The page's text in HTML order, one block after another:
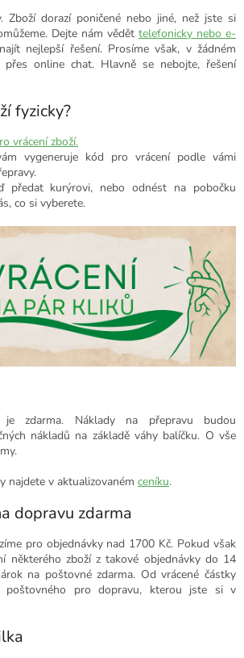
Zboží dorazí poničené nebo jiné, než jste si
Dejte nám vědět telefonicky nebo e-
nejlepší řešení. Prosíme však, v žádném
přes online chat. Hlavně se nebojte, řešení
fyzicky?
vrácení zboží.
vygeneruje kód pro vrácení podle vámi
předat kurýrovi, nebo odnést na pobočku
co si vyberete.
je zdarma. Náklady na přepravu budou
nákladů na základě váhy balíčku. O vše
najdete v aktualizovaném ceníku.
dopravu zdarma
pro objednávky nad 1700 Kč. Pokud však
některého zboží z takové objednávky do 14
na poštovné zdarma. Od vrácené částky
poštovného pro dopravu, kterou jste si v